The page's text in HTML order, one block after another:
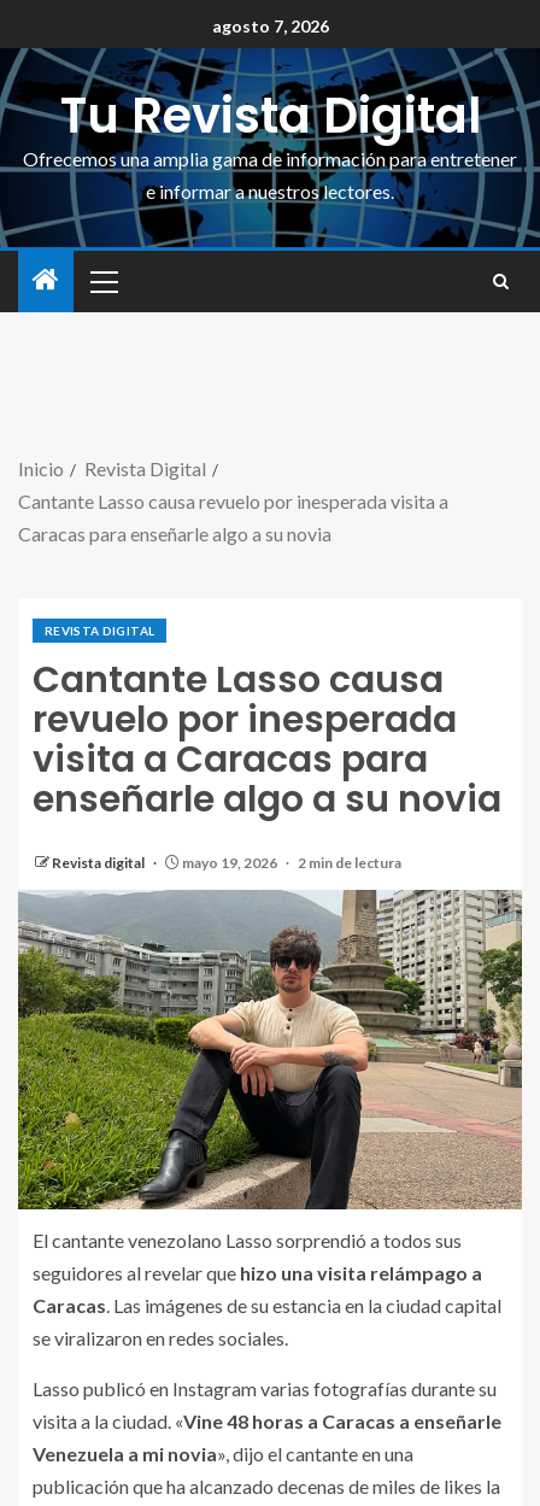
agosto 7, 2026
Tu Revista Digital
Ofrecemos una amplia gama de información para entretener
e informar a nuestros lectores.
Inicio
Revista Digital
Cantante Lasso causa revuelo por inesperada visita a
Caracas para enseñarle algo a su novia
REVISTA DIGITAL
Cantante Lasso causa
revuelo por inesperada
visita a Caracas para
enseñarle algo a su novia
Revista digital mayo 19, 2026 2 min de lectura
El cantante venezolano Lasso sorprendió a todos sus
seguidores al revelar que hizo una visita relámpago a
Caracas. Las imágenes de su estancia en la ciudad capital
se viralizaron en redes sociales.
Lasso publicó en Instagram varias fotografías durante su
visita a la ciudad. «Vine 48 horas a Caracas a enseñarle
Venezuela a mi novia», dijo el cantante en una
publicación que ha alcanzado decenas de miles de likes la